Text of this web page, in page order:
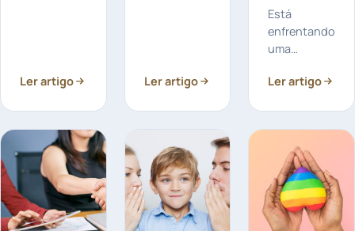
para
administrá-
lo, de forma
a fazer o
planejamento
sucessório.
Ler artigo
forma
extrajudicial
Ler artigo
Está
enfrentando
uma
preocupado
Entenda as
diferenças
entre
Guarda
Compartilhada
Ler artigo